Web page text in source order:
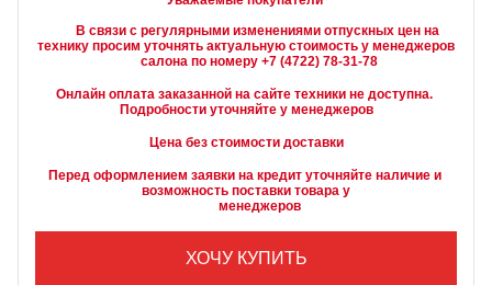
технику просим уточнять актуальную стоимость у менеджеров
Онлайн оплата заказанной на сайте техники не доступна.
Подробности уточняйте у менеджеров
Цена без стоимости доставки
Перед оформлением заявки на кредит уточняйте наличие и
возможность поставки товара у
        менеджеров
ХОЧУ КУПИТЬ